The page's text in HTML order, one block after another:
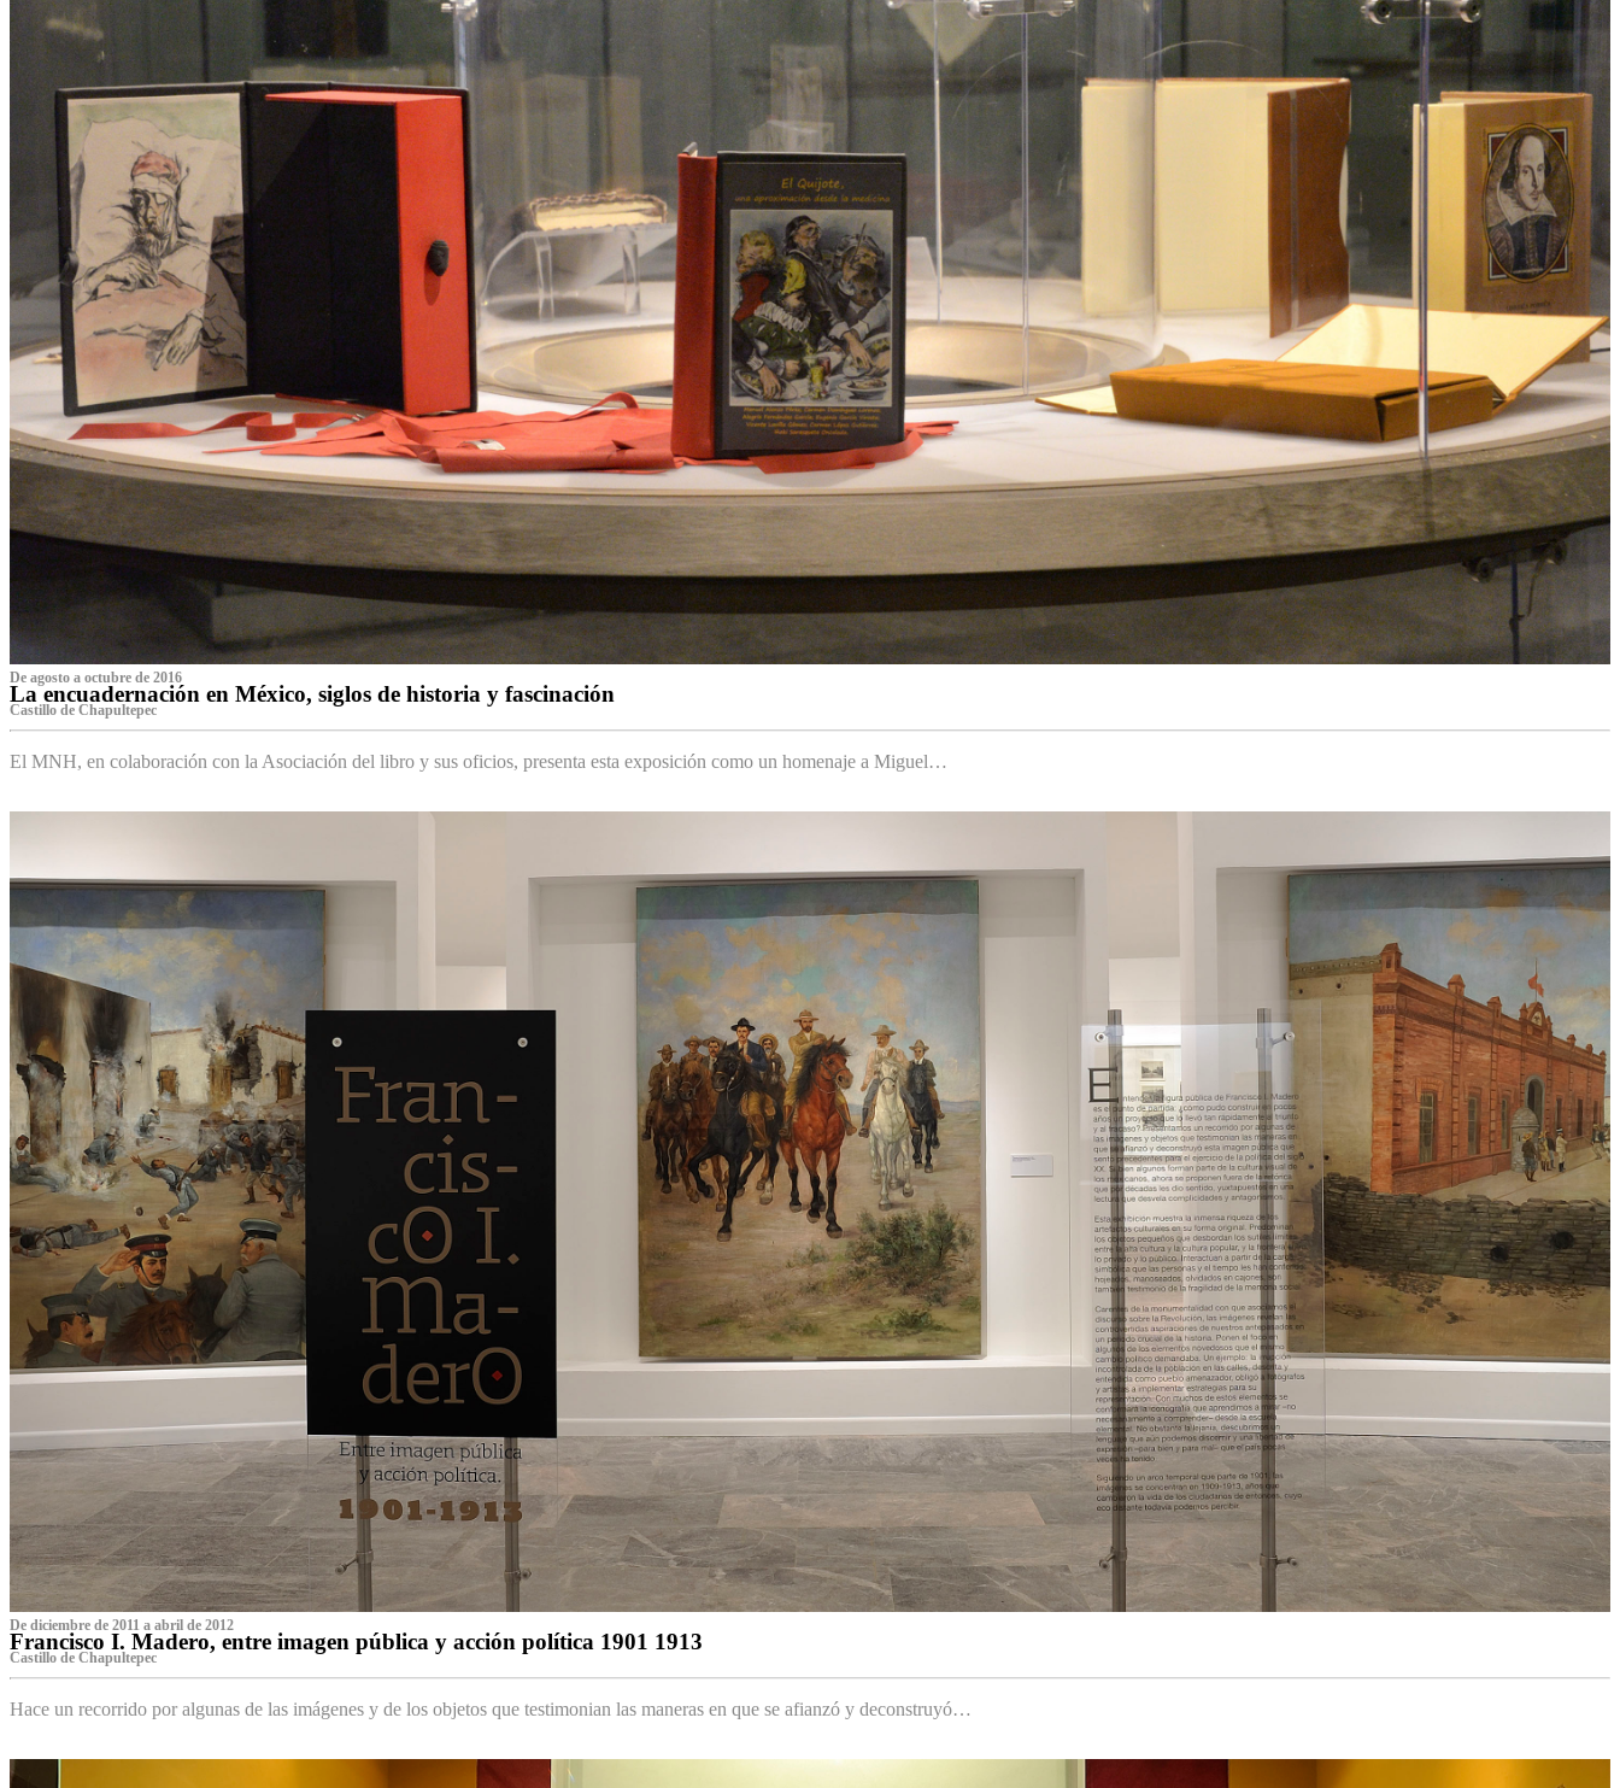
De agosto a octubre de 2016
La encuadernación en México, siglos de historia y fascinación
Castillo de Chapultepec
El MNH, en colaboración con la Asociación del libro y sus oficios, presenta esta exposición como un homenaje a Miguel…
De diciembre de 2011 a abril de 2012
Francisco I. Madero, entre imagen pública y acción política 1901 1913
Castillo de Chapultepec
Hace un recorrido por algunas de las imágenes y de los objetos que testimonian las maneras en que se afianzó y deconstruyó…